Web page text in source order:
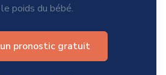
poids du bébé.
pronostic gratuit